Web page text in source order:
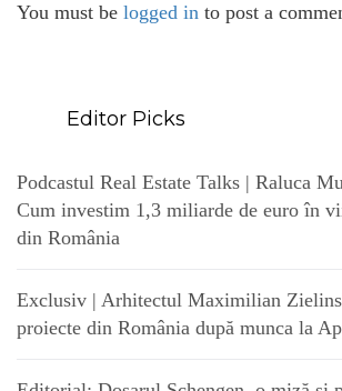
You must be logged in to post a
Editor Picks
Podcastul Real Estate Talks | Raluca
Cum investim 1,3 miliarde de euro în
din România
Exclusiv | Arhitectul Maximilian
proiecte din România după munca la